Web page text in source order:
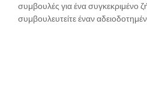
συμβουλές για ένα συγκεκριμένο
συμβουλευτείτε έναν